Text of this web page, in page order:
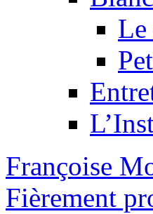
Le
Françoise
Fièrement